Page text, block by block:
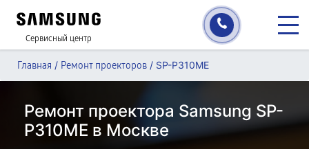
Сервисный центр
Главная / Ремонт проекторов / SP-P310ME
Ремонт проектора Samsung SP-
P310ME в Москве